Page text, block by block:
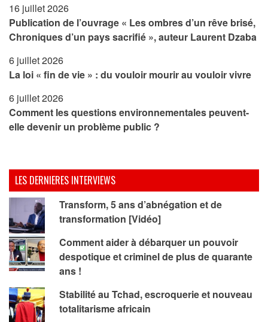
16 juillet 2026
Publication de l’ouvrage « Les ombres d’un rêve brisé,
Chroniques d’un pays sacrifié », auteur Laurent Dzaba
6 juillet 2026
La loi « fin de vie » : du vouloir mourir au vouloir vivre
6 juillet 2026
Comment les questions environnementales peuvent-
elle devenir un problème public ?
LES DERNIERES INTERVIEWS
Transform, 5 ans d’abnégation et de
transformation [Vidéo]
Comment aider à débarquer un pouvoir
despotique et criminel de plus de quarante
ans !
Stabilité au Tchad, escroquerie et nouveau
totalitarisme africain